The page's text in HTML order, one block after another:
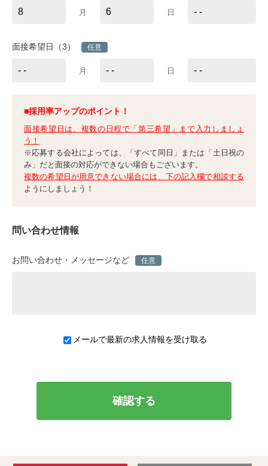
月 日
面接希望日（3） 任意
月 日
■採用率アップのポイント！
面接希望日は、複数の日程で「第三希望」まで入力しましょ
う！
※応募する会社によっては、「すべて同日」または「土日祝の
み」だと面接の対応ができない場合もございます。
複数の希望日が用意できない場合には、下の記入欄で相談する
ようにしましょう！
問い合わせ情報
お問い合わせ・メッセージなど 任意
メールで最新の求人情報を受け取る
確認する